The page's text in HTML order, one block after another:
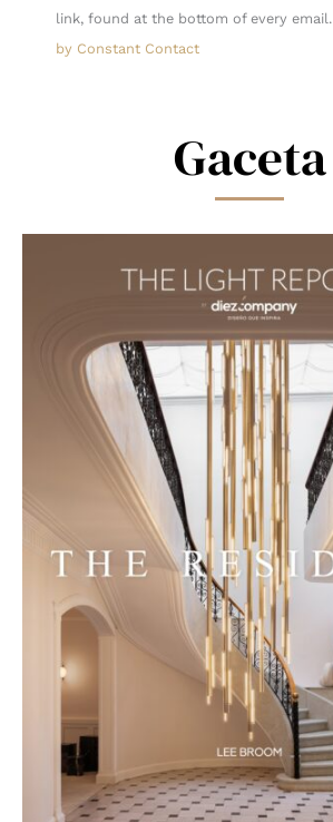
Please
leave
link, found at the bottom of every email.
by Constant Contact
Gaceta